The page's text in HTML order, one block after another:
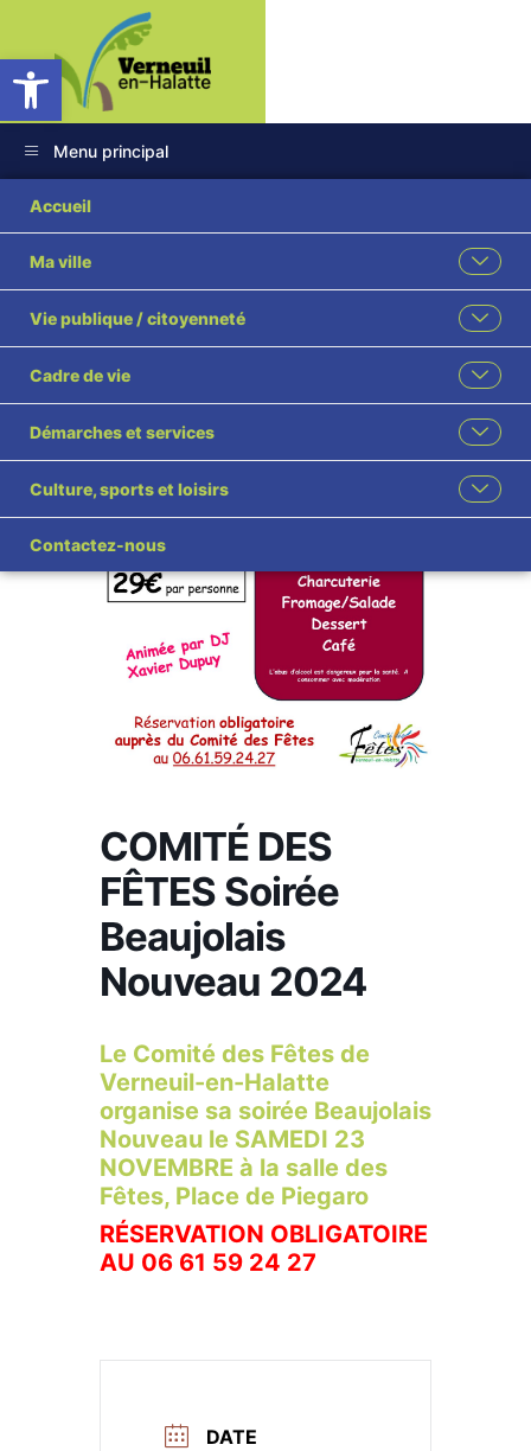
Ouvrir la barre d’outils
Menu principal
Accueil
Ma ville
Vie publique / citoyenneté
Cadre de vie
Démarches et services
Culture, sports et loisirs
Contactez-nous
COMITÉ DES
FÊTES Soirée
Beaujolais
Nouveau 2024
Le Comité des Fêtes de
Verneuil-en-Halatte
organise sa soirée Beaujolais
Nouveau le SAMEDI 23
NOVEMBRE à la salle des
Fêtes, Place de Piegaro
RÉSERVATION OBLIGATOIRE
AU 06 61 59 24 27
DATE